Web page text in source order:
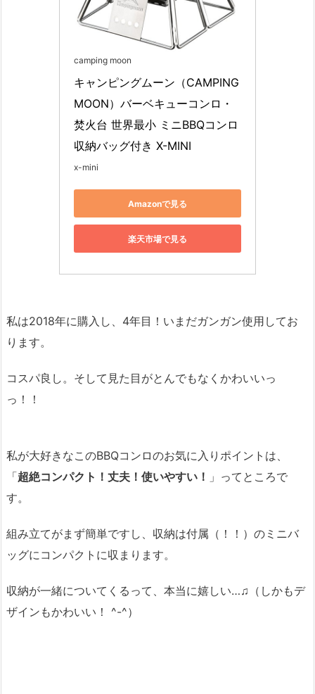
camping moon
キャンピングムーン（CAMPING
MOON）バーベキューコンロ・
焚火台 世界最小 ミニBBQコンロ
収納バッグ付き X-MINI
x-mini
Amazonで見る
楽天市場で見る
私は2018年に購入し、4年目！いまだガンガン使用してお
ります。
コスパ良し。そして見た目がとんでもなくかわいいっ
っ！！
私が大好きなこのBBQコンロのお気に入りポイントは、
「超絶コンパクト！丈夫！使いやすい！ 」ってところで
す。
組み立てがまず簡単ですし、収納は付属（！！）のミニバ
ッグにコンパクトに収まります。
収納が一緒についてくるって、本当に嬉しい…♫（しかもデ
ザインもかわいい！ ^-^）